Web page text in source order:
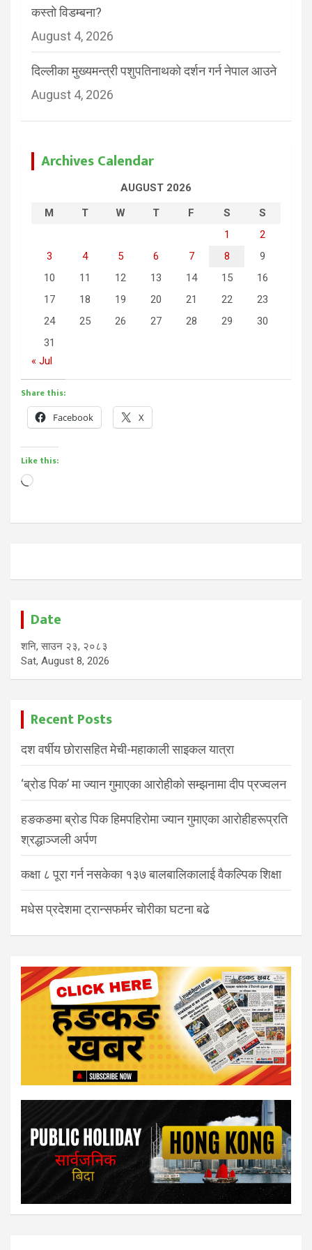
कस्तो विडम्बना?
August 4, 2026
दिल्लीका मुख्यमन्त्री पशुपतिनाथको दर्शन गर्न नेपाल आउने
August 4, 2026
Archives Calendar
AUGUST 2026
M
T W T F S
S
1
2
3
4 5 6 7 8
9
10
11 12 13 14 15
16
17
18 19 20 21 22
23
24
25 26 27 28 29
30
31
« Jul
Share this:
Facebook X
Like this:
Loading…
Date
शनि, साउन २३, २०८३
Sat, August 8, 2026
Recent Posts
दश वर्षीय छोरासहित मेची-महाकाली साइकल यात्रा
‘ब्रोड पिक’ मा ज्यान गुमाएका आरोहीको सम्झनामा दीप प्रज्वलन
हङकङमा ब्रोड पिक हिमपहिरोमा ज्यान गुमाएका आरोहीहरूप्रति
श्रद्धाञ्जली अर्पण
कक्षा ८ पूरा गर्न नसकेका १३७ बालबालिकालाई वैकल्पिक शिक्षा
मधेस प्रदेशमा ट्रान्सफर्मर चोरीका घटना बढे